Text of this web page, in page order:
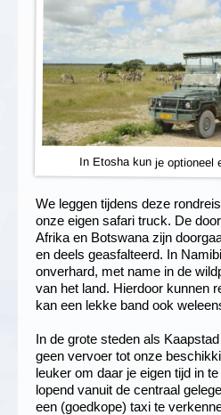
In Etosha kun je optioneel
We leggen tijdens deze
onze eigen safari truck. De
Afrika en Botswana zijn
en deels geasfalteerd. In
onverhard, met name in de
van het land. Hierdoor kunnen
kan een lekke band ook
In de grote steden als
geen vervoer tot onze
leuker om daar je eigen tijd in
lopend vanuit de centraal
een (goedkope) taxi te